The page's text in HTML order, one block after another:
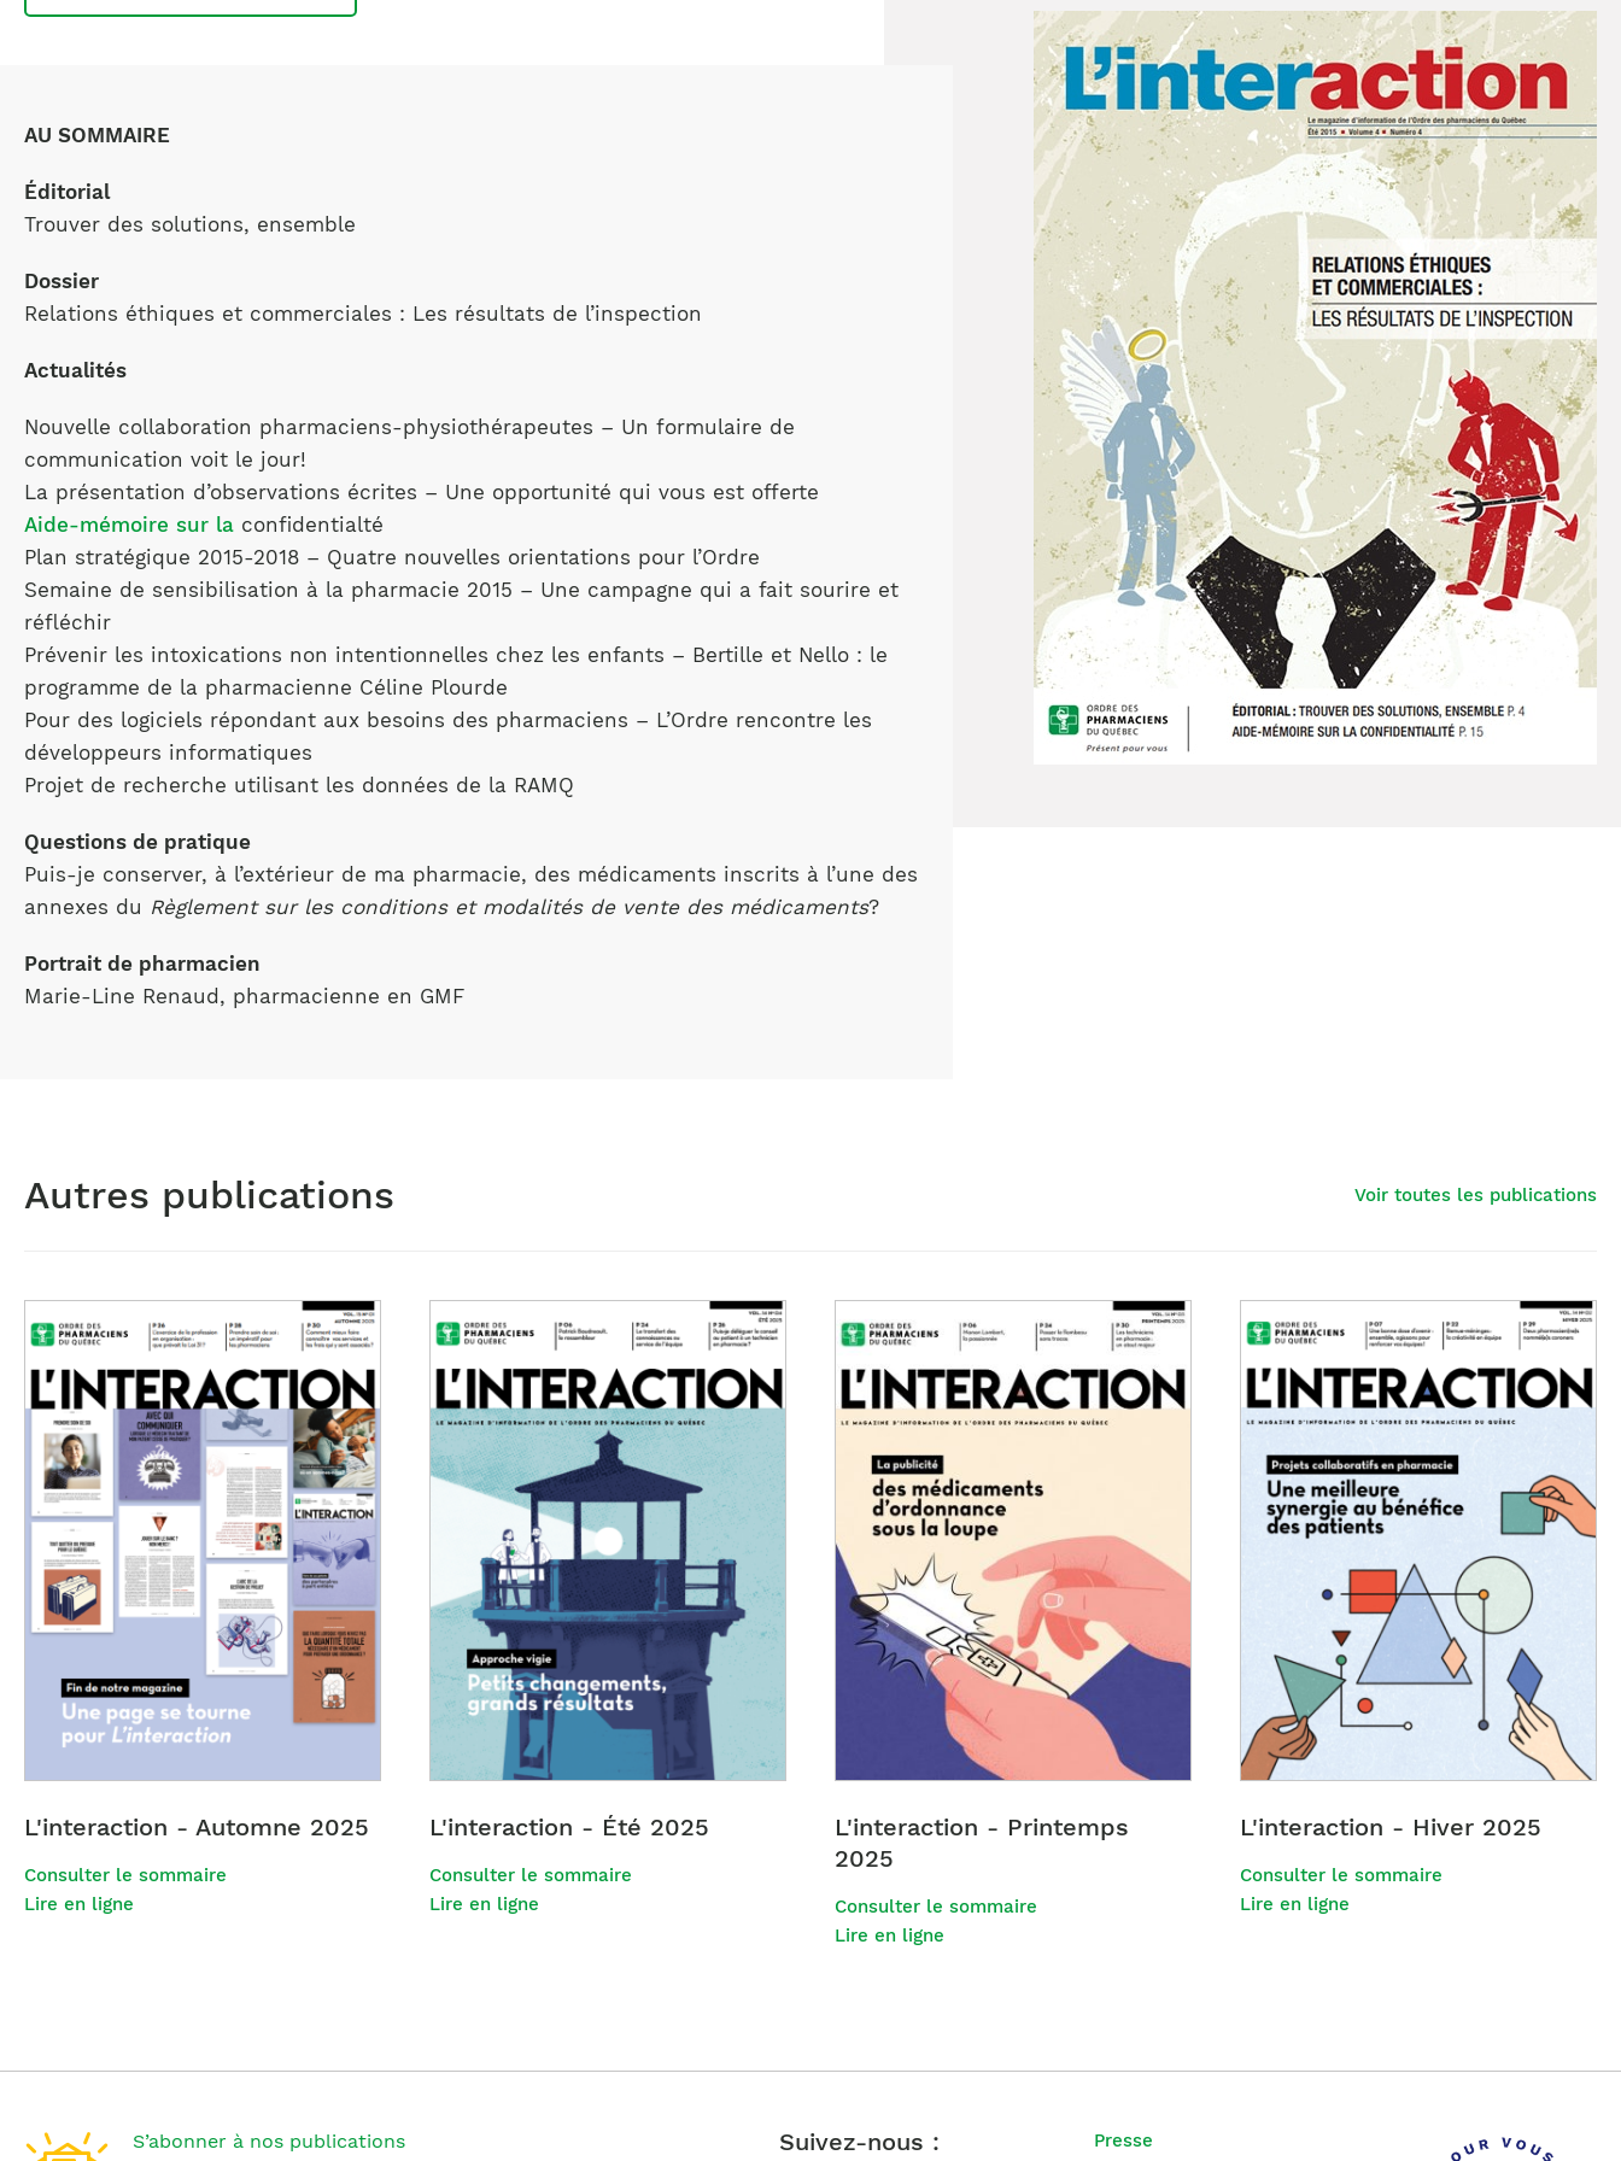
AU SOMMAIRE
Éditorial
Trouver des solutions, ensemble
Dossier
Relations éthiques et commerciales : Les résultats de l’inspection
Actualités
Nouvelle collaboration pharmaciens-physiothérapeutes – Un formulaire de
communication voit le jour!
La présentation d’observations écrites – Une opportunité qui vous est offerte
Aide-mémoire sur la confidentialté
Plan stratégique 2015-2018 – Quatre nouvelles orientations pour l’Ordre
Semaine de sensibilisation à la pharmacie 2015 – Une campagne qui a fait sourire et
réfléchir
Prévenir les intoxications non intentionnelles chez les enfants – Bertille et Nello : le
programme de la pharmacienne Céline Plourde
Pour des logiciels répondant aux besoins des pharmaciens – L’Ordre rencontre les
développeurs informatiques
Projet de recherche utilisant les données de la RAMQ
Questions de pratique
Puis-je conserver, à l’extérieur de ma pharmacie, des médicaments inscrits à l’une des
annexes du Règlement sur les conditions et modalités de vente des médicaments?
Portrait de pharmacien
Marie-Line Renaud, pharmacienne en GMF
Autres publications Voir toutes les publications
L'interaction - Automne 2025
Consulter le sommaire
Lire en ligne
L'interaction - Été 2025
Consulter le sommaire
Lire en ligne
L'interaction - Printemps
2025
Consulter le sommaire
Lire en ligne
L'interaction - Hiver 2025
Consulter le sommaire
Lire en ligne
S’abonner à nos publications Suivez-nous :
Presse